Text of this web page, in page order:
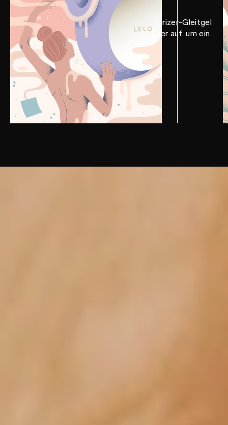
Trage etwas LELO Personal Moisturizer-Gleitgel
auf das Produkt sowie deinen Körper auf, um ein
genussvolleres Erlebnis zu haben.